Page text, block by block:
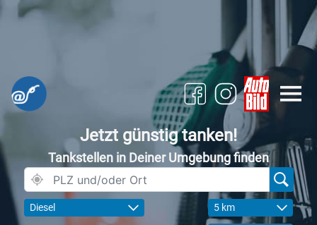
Jetzt günstig tanken!
Tankstellen in Deiner Umgebung finden
Diesel 5 km